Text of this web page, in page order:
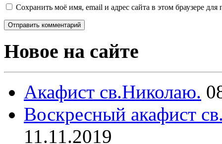
Сохранить моё имя, email и адрес сайта в этом браузере
Новое на сайте
Акафист св.Николаю.
Воскресный акафист
11.11.2019